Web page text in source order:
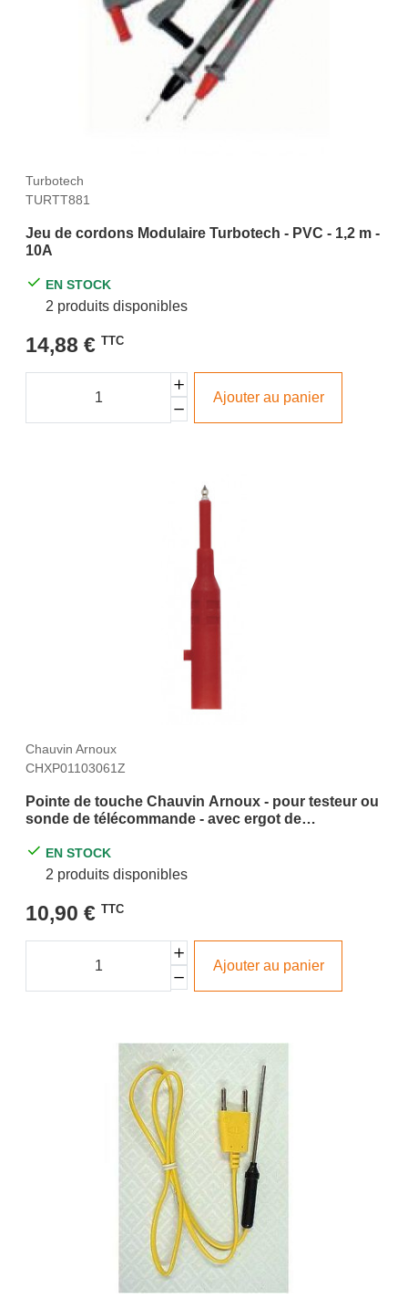
Turbotech
TURTT881
Jeu de cordons Modulaire Turbotech - PVC - 1,2 m -
10A
EN STOCK
2 produits disponibles
14,88 € TTC
Ajouter au panier
Chauvin Arnoux
CHXP01103061Z
Pointe de touche Chauvin Arnoux - pour testeur ou
sonde de télécommande - avec ergot de
EN STOCK
2 produits disponibles
10,90 € TTC
Ajouter au panier